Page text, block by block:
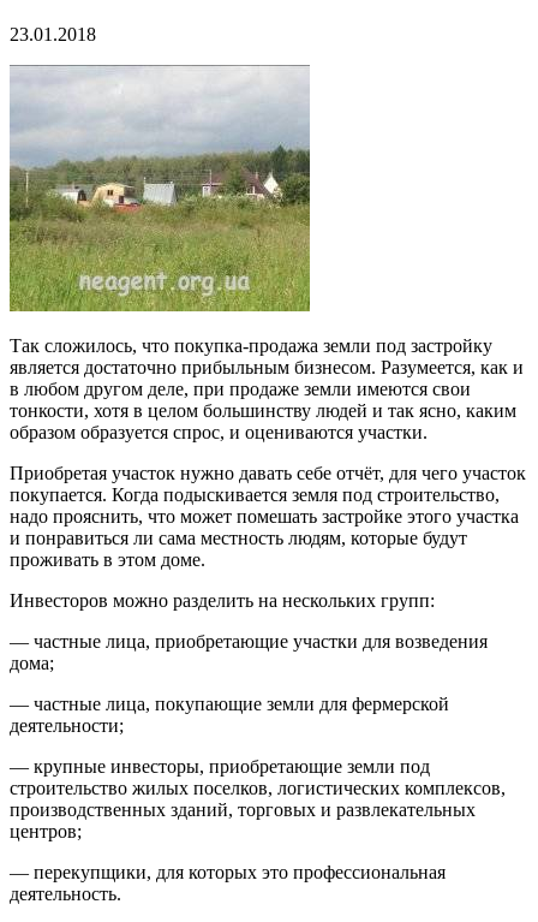
23.01.2018
Так сложилось, что покупка-продажа земли под застройку
является достаточно прибыльным бизнесом. Разумеется, как и
в любом другом деле, при продаже земли имеются свои
тонкости, хотя в целом большинству людей и так ясно, каким
образом образуется спрос, и оцениваются участки.
Приобретая участок нужно давать себе отчёт, для чего участок
покупается. Когда подыскивается земля под строительство,
надо прояснить, что может помешать застройке этого участка
и понравиться ли сама местность людям, которые будут
проживать в этом доме.
Инвесторов можно разделить на нескольких групп:
— частные лица, приобретающие участки для возведения
дома;
— частные лица, покупающие земли для фермерской
деятельности;
— крупные инвесторы, приобретающие земли под
строительство жилых поселков, логистических комплексов,
производственных зданий, торговых и развлекательных
центров;
— перекупщики, для которых это профессиональная
деятельность.